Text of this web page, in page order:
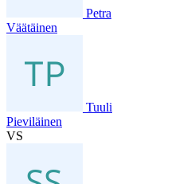
Petra
Väätäinen
Tuuli
Pieviläinen
VS